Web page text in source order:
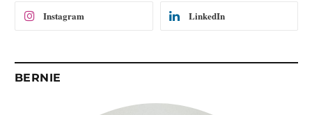
Instagram LinkedIn
BERNIE